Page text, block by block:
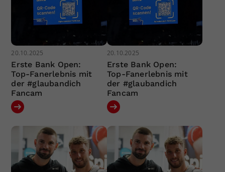
20.10.2025
Erste Bank Open:
Top-Fanerlebnis mit
der #glaubandich
Fancam
20.10.2025
Erste Bank Open:
Top-Fanerlebnis mit
der #glaubandich
Fancam